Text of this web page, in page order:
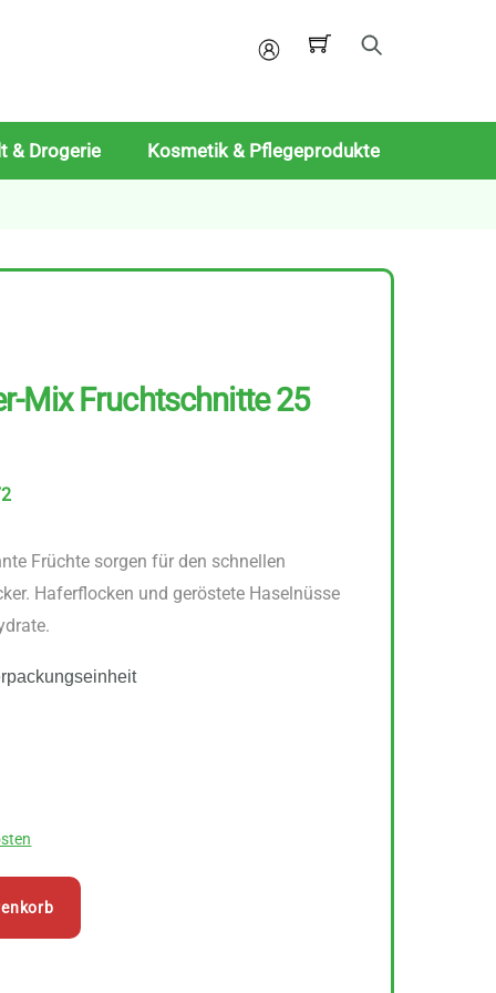
Mein
& Drogerie Kosmetik & Pflegeprodukte
Mix Fruchtschnitte 25
Früchte sorgen für den schnellen
Haferflocken und geröstete Haselnüsse